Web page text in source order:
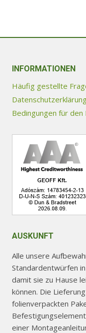
INFORMATIONEN
Häufig gestellte
Bedingungen für den
AUSKUNFT
Alle unsere
Standardentwürfen
damit sie zu Hause
können. Die
folienverpackten
einer